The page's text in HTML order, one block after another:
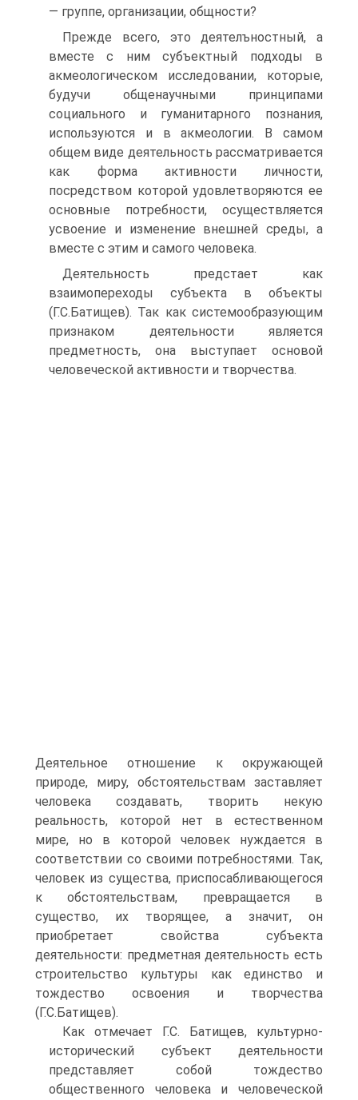
— группе, организации, общности?
Прежде всего, это деятелъностный, а
вместе с ним субъектный подходы в
акмеологическом исследовании, которые,
будучи общенаучными принципами
социального и гуманитарного познания,
используются и в акмеологии. В самом
общем виде деятельность рассматривается
как форма активности личности,
посредством которой удовлетворяются ее
основные потребности, осуществляется
усвоение и изменение внешней среды, а
вместе с этим и самого человека.
Деятельность предстает как
взаимопереходы субъекта в объекты
(Г.С.Батищев). Так как системообразующим
признаком деятельности является
предметность, она выступает основой
человеческой активности и творчества.
Деятельное отношение к окружающей
природе, миру, обстоятельствам заставляет
человека создавать, творить некую
реальность, которой нет в естественном
мире, но в которой человек нуждается в
соответствии со своими потребностями. Так,
человек из существа, приспосабливающегося
к обстоятельствам, превращается в
существо, их творящее, а значит, он
приобретает свойства субъекта
деятельности: предметная деятельность есть
строительство культуры как единство и
тождество освоения и творчества
(Г.С.Батищев).
Как отмечает Г.С. Батищев, культурно-
исторический субъект деятельности
представляет собой тождество
общественного человека и человеческой